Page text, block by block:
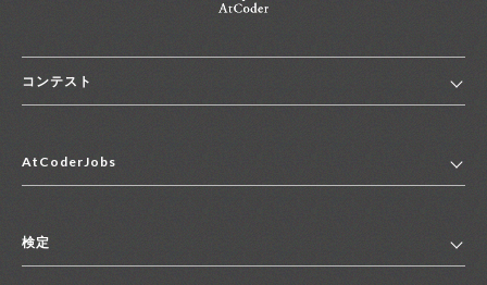
コンテスト
コンテスト一覧
便利リンク集
AtCoderJobs
2027年新卒採用求人一覧
検定